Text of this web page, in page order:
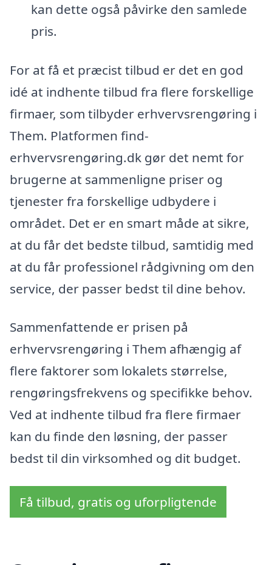
kan dette også påvirke den samlede
pris.
For at få et præcist tilbud er det en god
idé at indhente tilbud fra flere forskellige
firmaer, som tilbyder erhvervsrengøring i
Them. Platformen find-
erhvervsrengøring.dk gør det nemt for
brugerne at sammenligne priser og
tjenester fra forskellige udbydere i
området. Det er en smart måde at sikre,
at du får det bedste tilbud, samtidig med
at du får professionel rådgivning om den
service, der passer bedst til dine behov.
Sammenfattende er prisen på
erhvervsrengøring i Them afhængig af
flere faktorer som lokalets størrelse,
rengøringsfrekvens og specifikke behov.
Ved at indhente tilbud fra flere firmaer
kan du finde den løsning, der passer
bedst til din virksomhed og dit budget.
Få tilbud, gratis og uforpligtende